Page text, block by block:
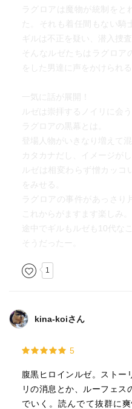
ラグロアは魔物が統制をと
た。それも着任間もない騎
ギルは不正を疑い、潜入捜
そんなルゼたちはラグロア
をした男達に声をかけられる
一気に話が展開！
ルゼは崇拝するノイリに会
ラグロアの黒幕とは。
登場人物がいきなり増えて混
カタカナだし、イメージがし
ルゼは相変わらず憎カッコ
をみせる。
ラグロアの事件があっさり
これからがますます楽しみ。
途中でギルもルゼも10代な
そうだったー。
1
kina-koiさん
5
腹黒ヒロインルゼ。ストー
リの消息とか、ルーフェス
でいく。読んでて抜群に